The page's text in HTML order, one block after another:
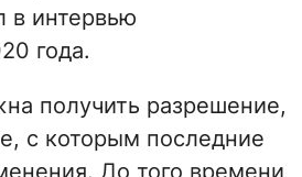
в интервью
года.
получить разрешение,
с которым последние